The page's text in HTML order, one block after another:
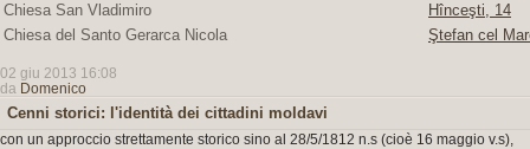
Chiesa San Vladimiro
Hînceşti, 14
Chiesa del Santo Gerarca Nicola
Ştefan cel
02 giu 2013 16:08
da Domenico
Cenni storici: l'identità dei cittadini moldavi
con un approccio strettamente storico sino al 28/5/1812 n.s (cioè 16 maggio v.s),